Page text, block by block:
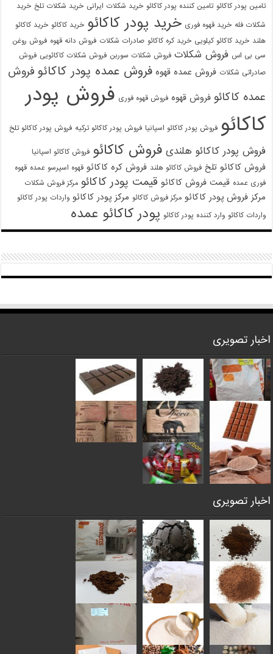
تامین پودر کاکائو تامین کننده پودر کاکائو خرید شکلات ایرانی خرید شکلات تلخ خرید
شکلات فله خرید قهوه فوری خرید پودر کاکائو خرید کاکائو خرید کاکائو
هلند خرید کاکائو کیلویی خرید کره کاکائو صادرات شکلات فروش دانه قهوه فروش روغن
سی بی اس فروش شکلات فروش شکلات سوربن فروش شکلات کاکائویی فروش
صادراتی شکلات فروش عمده قهوه فروش عمده پودر کاکائو فروش
عمده کاکائو فروش قهوه فروش قهوه فوری فروش پودر
کاکائو فروش پودر کاکائو اسپانیا فروش پودر کاکائو ترکیه فروش پودر کاکائو تلخ
فروش پودر کاکائو هلندی فروش کاکائو فروش کاکائو اسپانیا
فروش کاکائو تلخ فروش کاکائو هلند فروش کره کاکائو قهوه اسپرسو عمده قهوه
فوری عمده قیمت فروش کاکائو قیمت پودر کاکائو مرکز فروش شکلات
مرکز فروش پودر کاکائو مرکز فروش کاکائو مرکز پودر کاکائو واردات پودر کاکائو
واردات کاکائو وارد کننده پودر کاکائو پودر کاکائو عمده
اخبار تصویری
اخبار تصویری